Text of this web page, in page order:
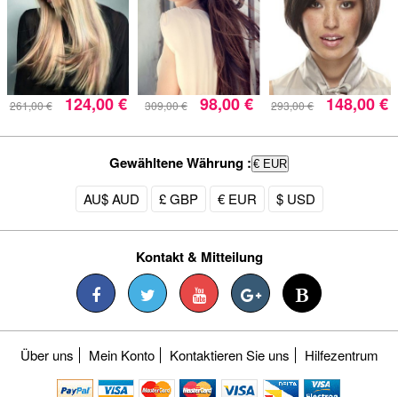
261,00 € 124,00 € 309,00 € 98,00 € 293,00 € 148,00 €
Gewähltene Währung : € EUR
AU$ AUD £ GBP € EUR $ USD
Kontakt & Mitteilung
Über uns Mein Konto Kontaktieren Sie uns Hilfezentrum